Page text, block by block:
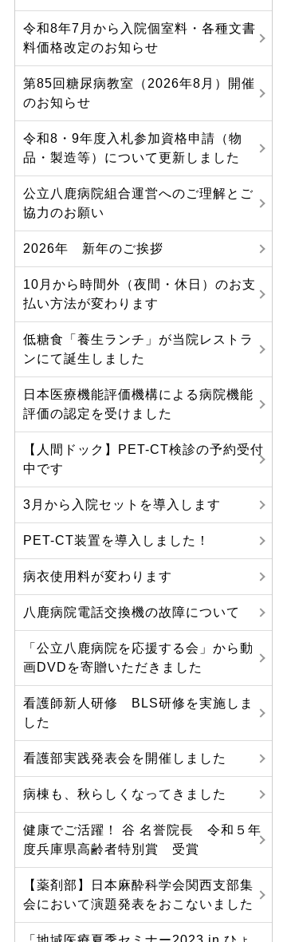
令和8年7月から入院個室料・各種文書
料価格改定のお知らせ
第85回糖尿病教室（2026年8月）開催
のお知らせ
令和8・9年度入札参加資格申請（物
品・製造等）について更新しました
公立八鹿病院組合運営へのご理解とご
協力のお願い
2026年 新年のご挨拶
10月から時間外（夜間・休日）のお支
払い方法が変わります
低糖食「養生ランチ」が当院レストラ
ンにて誕生しました
日本医療機能評価機構による病院機能
評価の認定を受けました
【人間ドック】PET-CT検診の予約受付
中です
3月から入院セットを導入します
PET-CT装置を導入しました！
病衣使用料が変わります
八鹿病院電話交換機の故障について
「公立八鹿病院を応援する会」から動
画DVDを寄贈いただきました
看護師新人研修 BLS研修を実施しま
した
看護部実践発表会を開催しました
病棟も、秋らしくなってきました
健康でご活躍！ 谷 名誉院長 令和５年
度兵庫県高齢者特別賞 受賞
【薬剤部】日本麻酔科学会関西支部集
会において演題発表をおこないました